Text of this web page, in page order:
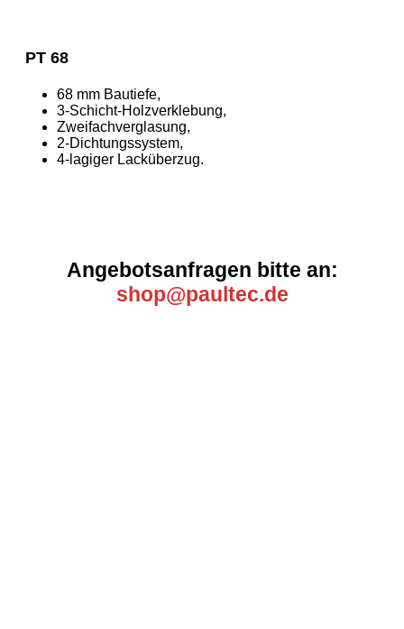
PT 68
68 mm Bautiefe,
3-Schicht-Holzverklebung,
Zweifachverglasung,
2-Dichtungssystem,
4-lagiger Lacküberzug.
Angebotsanfragen bitte an:
shop@paultec.de